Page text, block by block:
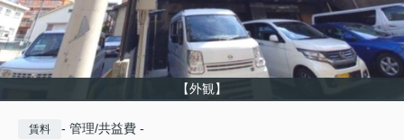
【外観】
賃料 - 管理/共益費 -